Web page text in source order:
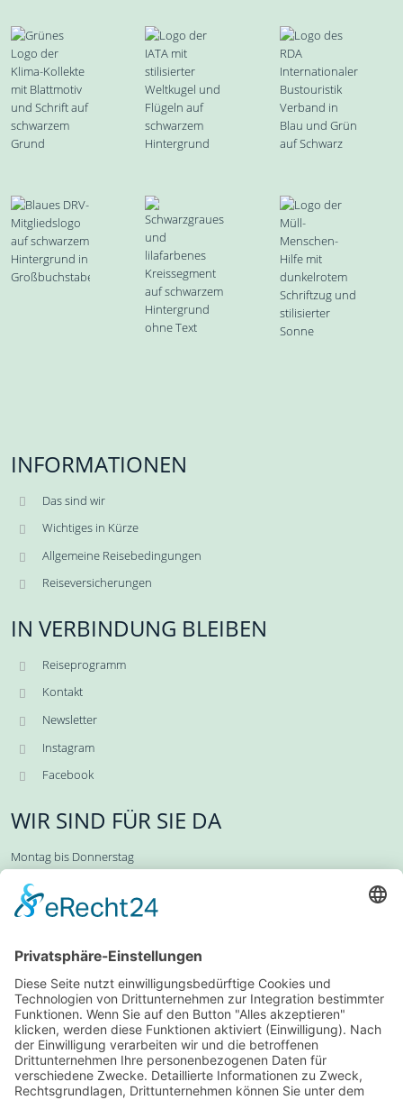
INFORMATIONEN
Das sind wir
Wichtiges in Kürze
Allgemeine Reisebedingungen
Reiseversicherungen
IN VERBINDUNG BLEIBEN
Reiseprogramm
Kontakt
Newsletter
Instagram
Facebook
WIR SIND FÜR SIE DA
Montag bis Donnerstag
Freitag
Zentrale:0711-619 25 0
Alle Ansprechpartner*innen
BIBLISCHE REISEN
Lange Straße 51
70174 Stuttgart
0711-619 25 0